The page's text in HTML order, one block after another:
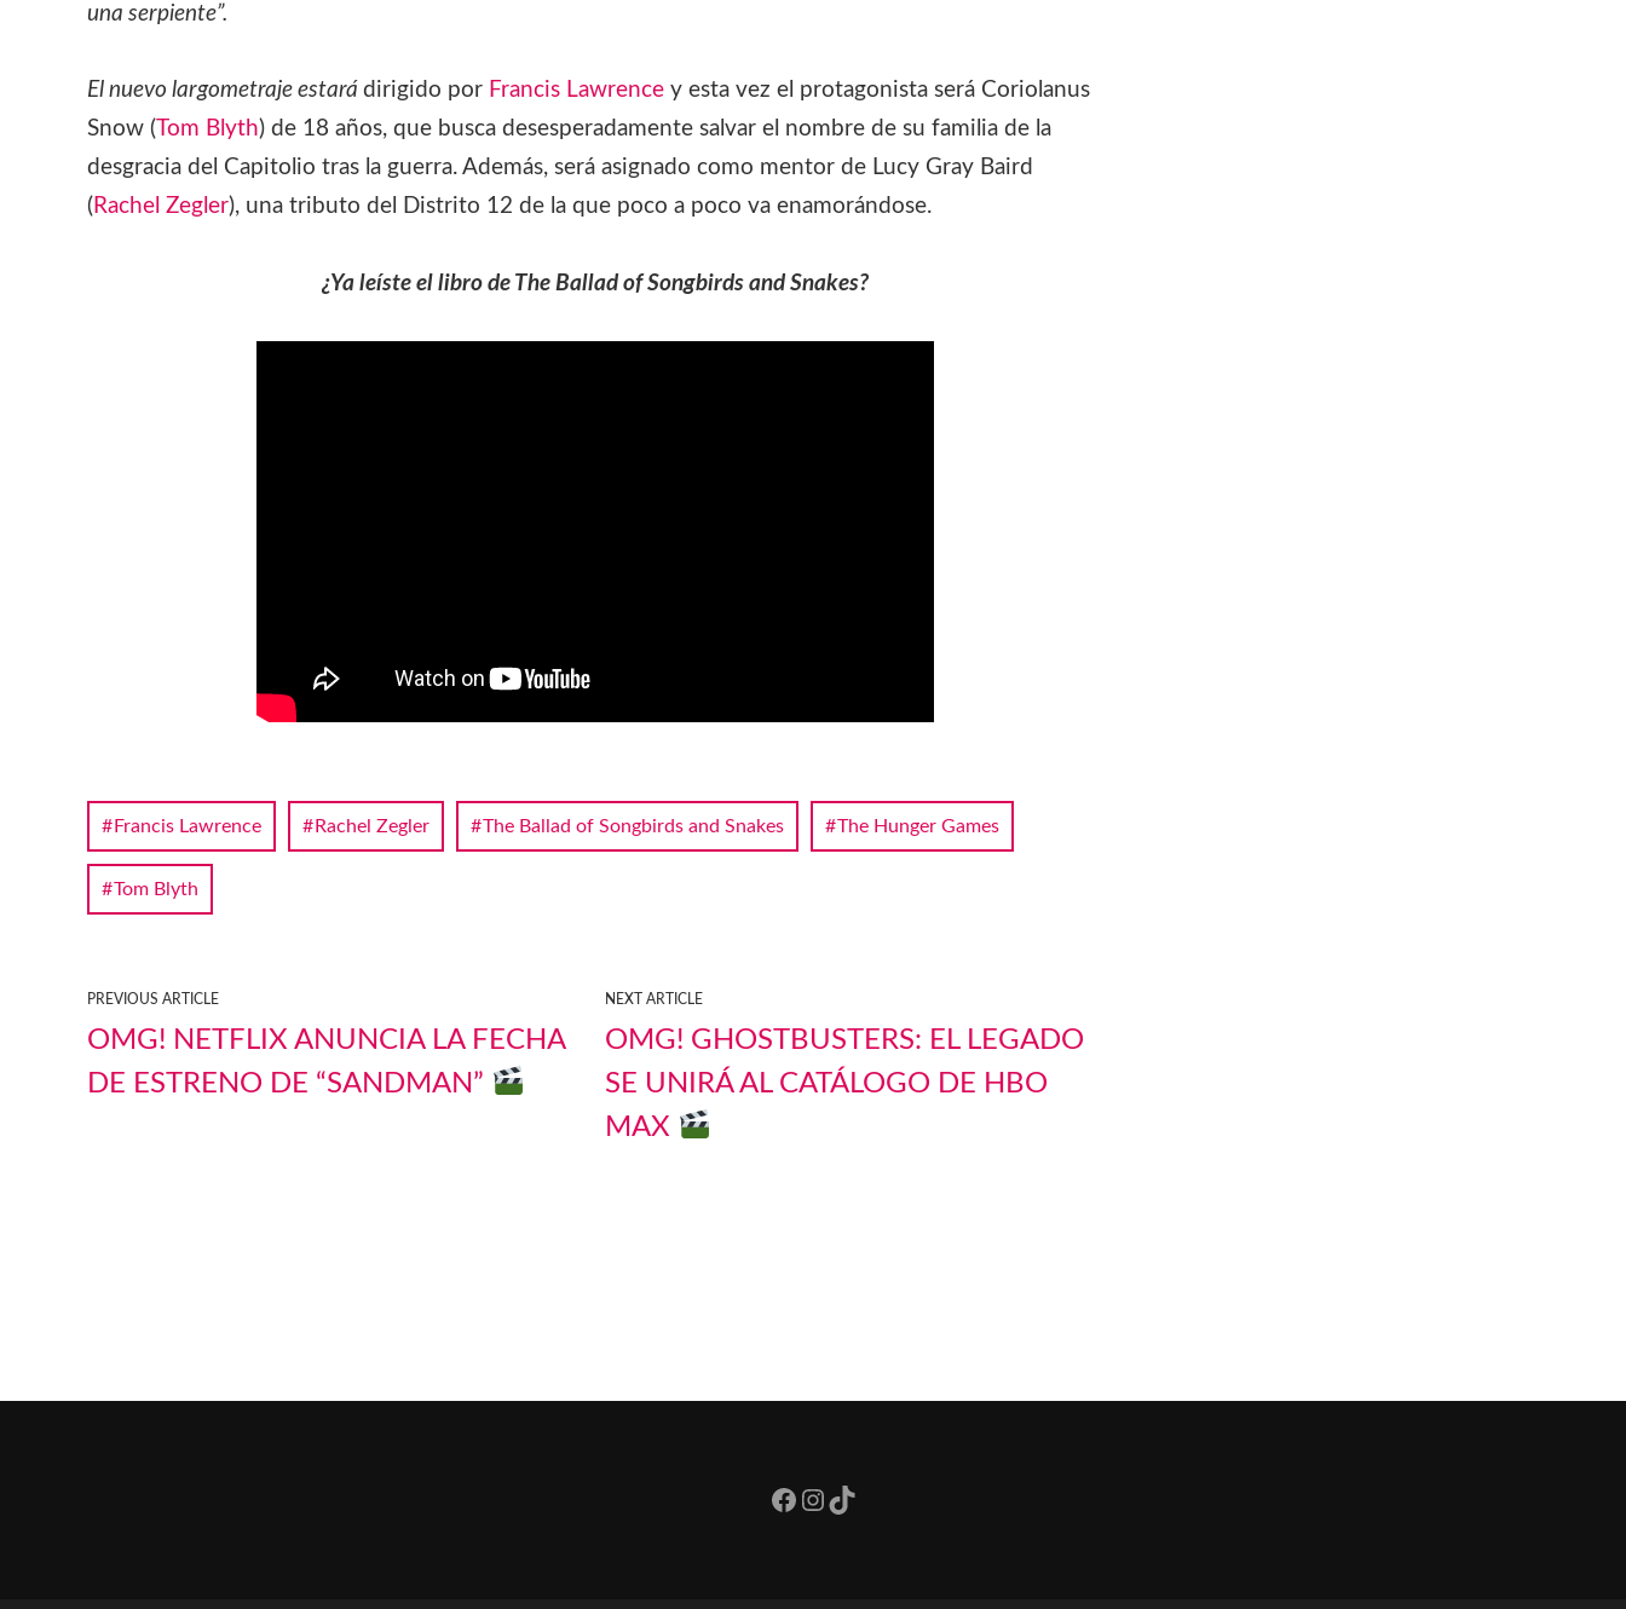
una serpiente”.
El nuevo largometraje estará dirigido por Francis Lawrence y esta vez el protagonista será Coriolanus
Snow (Tom Blyth) de 18 años, que busca desesperadamente salvar el nombre de su familia de la
desgracia del Capitolio tras la guerra. Además, será asignado como mentor de Lucy Gray Baird
( Rachel Zegler), una tributo del Distrito 12 de la que poco a poco va enamorándose.
¿Ya leíste el libro de The Ballad of Songbirds and Snakes?
Francis Lawrence Rachel Zegler The Ballad of Songbirds and Snakes The Hunger Games
Tom Blyth
PREVIOUS ARTICLE
OMG! NETFLIX ANUNCIA LA FECHA
DE ESTRENO DE “SANDMAN”
NEXT ARTICLE
OMG! GHOSTBUSTERS: EL LEGADO
SE UNIRÁ AL CATÁLOGO DE HBO
MAX
Facebook
Instagram
TikTok